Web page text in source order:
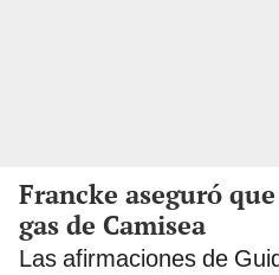
Francke aseguró
gas de Camisea
Las afirmaciones de